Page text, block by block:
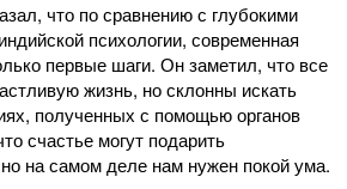
что по сравнению с глубокими
психологии, современная
первые шаги. Он заметил, что все
жизнь, но склонны искать
полученных с помощью органов
счастье могут подарить
на самом деле нам нужен покой ума.